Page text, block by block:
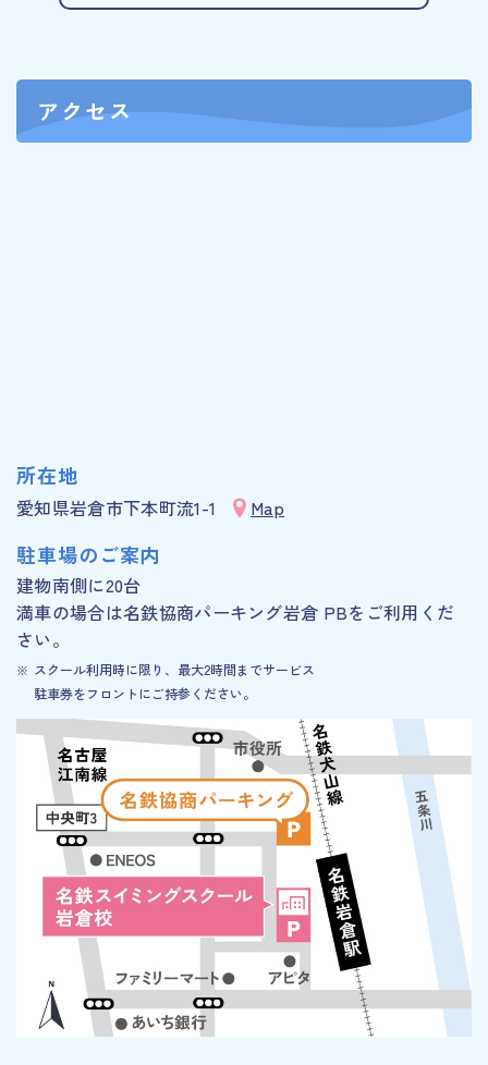
アクセス
所在地
愛知県岩倉市下本町流1-1 Map
駐車場のご案内
建物南側に20台
満車の場合は名鉄協商パーキング岩倉 PBをご利用くだ
さい。
スクール利用時に限り、最大2時間までサービス
駐車券をフロントにご持参ください。